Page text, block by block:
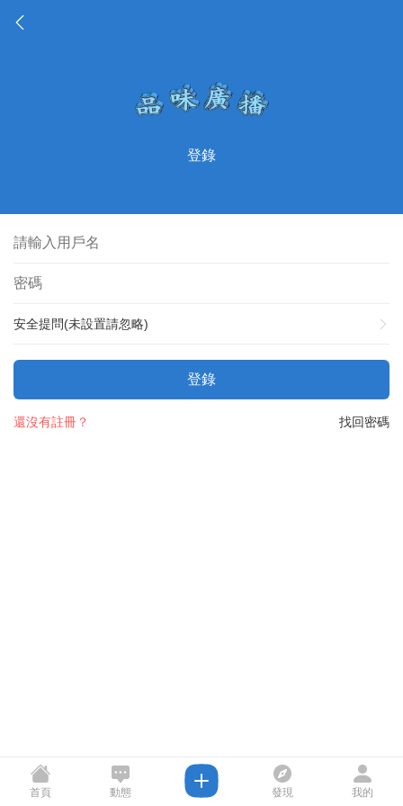
登錄
安全提問(未設置請忽略)
登錄
找回密碼
還沒有註冊？
首頁 動態 發現 我的